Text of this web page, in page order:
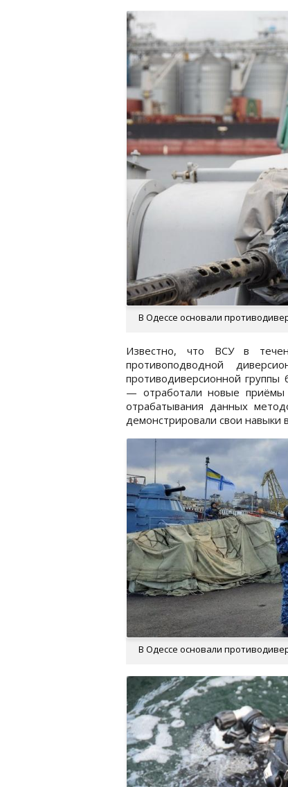
В Одессе основали
Известно, что ВСУ в
противоподводной
противодиверсионной группы
— отработали новые приёмы
отрабатывания данных
демонстрировали свои навыки
В Одессе основали